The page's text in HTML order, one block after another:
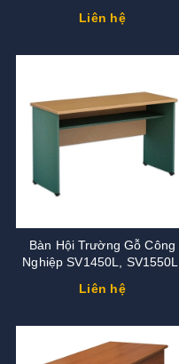
Liên hệ
Bàn Hội Trường Gỗ Công
Nghiệp SV1450L, SV1550L,
Liên hệ